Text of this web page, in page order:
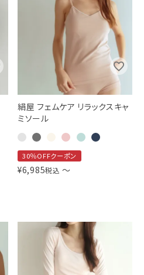
絹屋 フェムケア リラックスキャ
ミソール
30％OFFクーポン
¥6,985税込 〜